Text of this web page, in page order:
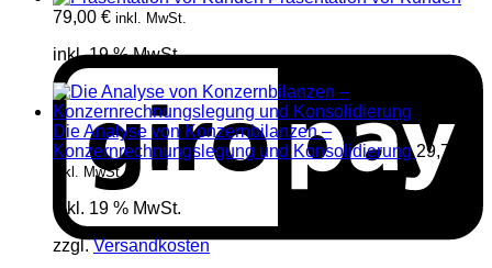
79,00 € inkl. MwSt.
inkl. 19 % MwSt.
Die Analyse von Konzernbilanzen –
Konzernrechnungslegung und Konsolidierung 29,75
inkl. MwSt.
inkl. 19 % MwSt.
zzgl.Versandkosten